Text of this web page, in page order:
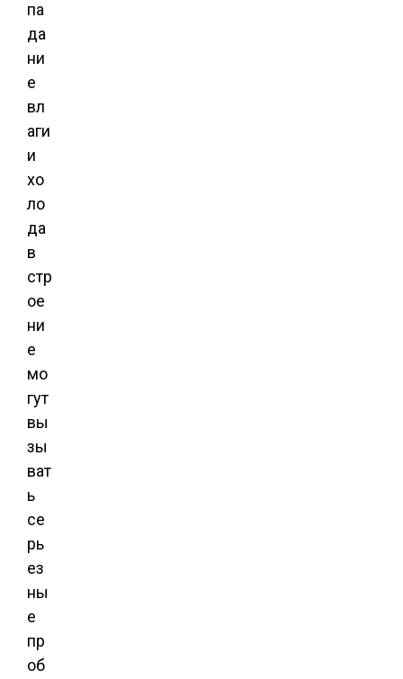
па
да
ни
е
вл
аги
и
хо
ло
да
в
стр
ое
ни
е
мо
гут
вы
зы
ват
ь
се
рь
ез
ны
е
пр
об